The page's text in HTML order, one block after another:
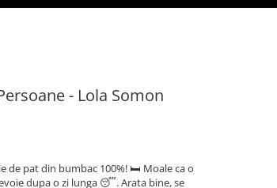
- Lola Somon
de pat din bumbac 100%! 🛏️ Moale ca o
dupa o zi lunga 😴. Arata bine, se